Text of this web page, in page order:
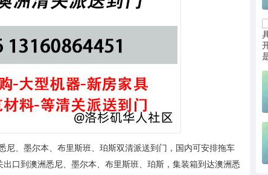
尼、墨尔本、布里斯班、珀斯双清派送到门，国内可安排拖车
口到澳洲悉尼、墨尔本、布里斯班、珀斯，集装箱到达澳洲悉